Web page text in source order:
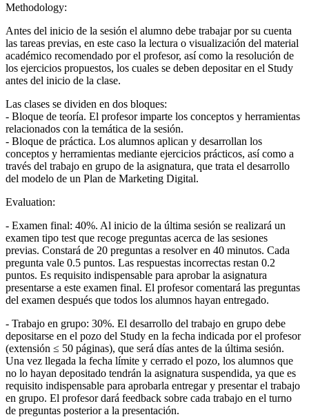
Methodology:
Antes del inicio de la sesión el alumno debe trabajar por su cuenta
las tareas previas, en este caso la lectura o visualización del material
académico recomendado por el profesor, así como la resolución de
los ejercicios propuestos, los cuales se deben depositar en el Study
antes del inicio de la clase.
Las clases se dividen en dos bloques:
- Bloque de teoría. El profesor imparte los conceptos y herramientas
relacionados con la temática de la sesión.
- Bloque de práctica. Los alumnos aplican y desarrollan los
conceptos y herramientas mediante ejercicios prácticos, así como a
través del trabajo en grupo de la asignatura, que trata el desarrollo
del modelo de un Plan de Marketing Digital.
Evaluation:
- Examen final: 40%. Al inicio de la última sesión se realizará un
examen tipo test que recoge preguntas acerca de las sesiones
previas. Constará de 20 preguntas a resolver en 40 minutos. Cada
pregunta vale 0.5 puntos. Las respuestas incorrectas restan 0.2
puntos. Es requisito indispensable para aprobar la asignatura
presentarse a este examen final. El profesor comentará las preguntas
del examen después que todos los alumnos hayan entregado.
- Trabajo en grupo: 30%. El desarrollo del trabajo en grupo debe
depositarse en el pozo del Study en la fecha indicada por el profesor
(extensión ≤ 50 páginas), que será días antes de la última sesión.
Una vez llegada la fecha límite y cerrado el pozo, los alumnos que
no lo hayan depositado tendrán la asignatura suspendida, ya que es
requisito indispensable para aprobarla entregar y presentar el trabajo
en grupo. El profesor dará feedback sobre cada trabajo en el turno
de preguntas posterior a la presentación.